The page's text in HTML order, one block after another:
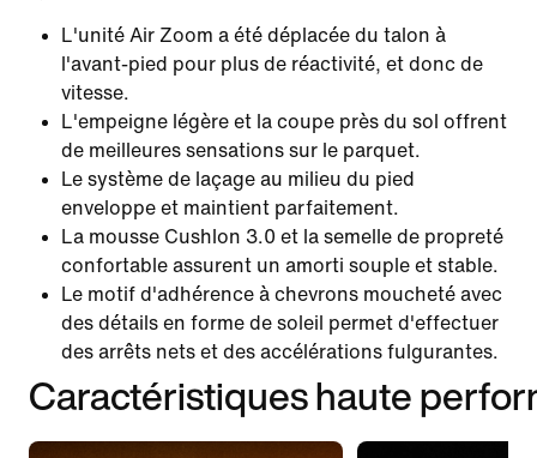
L'unité Air Zoom a été déplacée du talon à
l'avant-pied pour plus de réactivité, et donc de
vitesse.
L'empeigne légère et la coupe près du sol offrent
de meilleures sensations sur le parquet.
Le système de laçage au milieu du pied
enveloppe et maintient parfaitement.
La mousse Cushlon 3.0 et la semelle de propreté
confortable assurent un amorti souple et stable.
Le motif d'adhérence à chevrons moucheté avec
des détails en forme de soleil permet d'effectuer
des arrêts nets et des accélérations fulgurantes.
Caractéristiques haute